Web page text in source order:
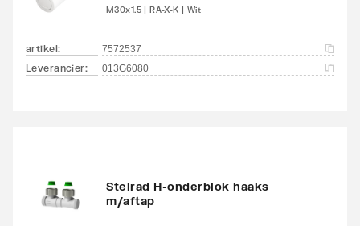
M30x1.5 | RA-X-K | Wit
artikel: 7572537
Leverancier: 013G6080
Stelrad H-onderblok haaks
m/aftap